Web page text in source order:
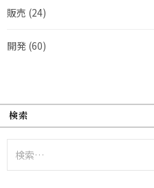
販売 (24)
開発 (60)
検索
索: